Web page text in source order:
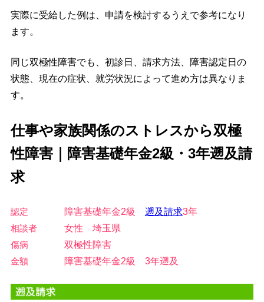
実際に受給した例は、申請を検討するうえで参考になり
ます。
同じ双極性障害でも、初診日、請求方法、障害認定日の
状態、現在の症状、就労状況によって進め方は異なりま
す。
仕事や家族関係のストレスから双極
性障害｜障害基礎年金2級・3年遡及請
求
認定 障害基礎年金2級 遡及請求3年
相談者
女性 埼玉県
傷病
双極性障害
金額
障害基礎年金2級 3年遡及